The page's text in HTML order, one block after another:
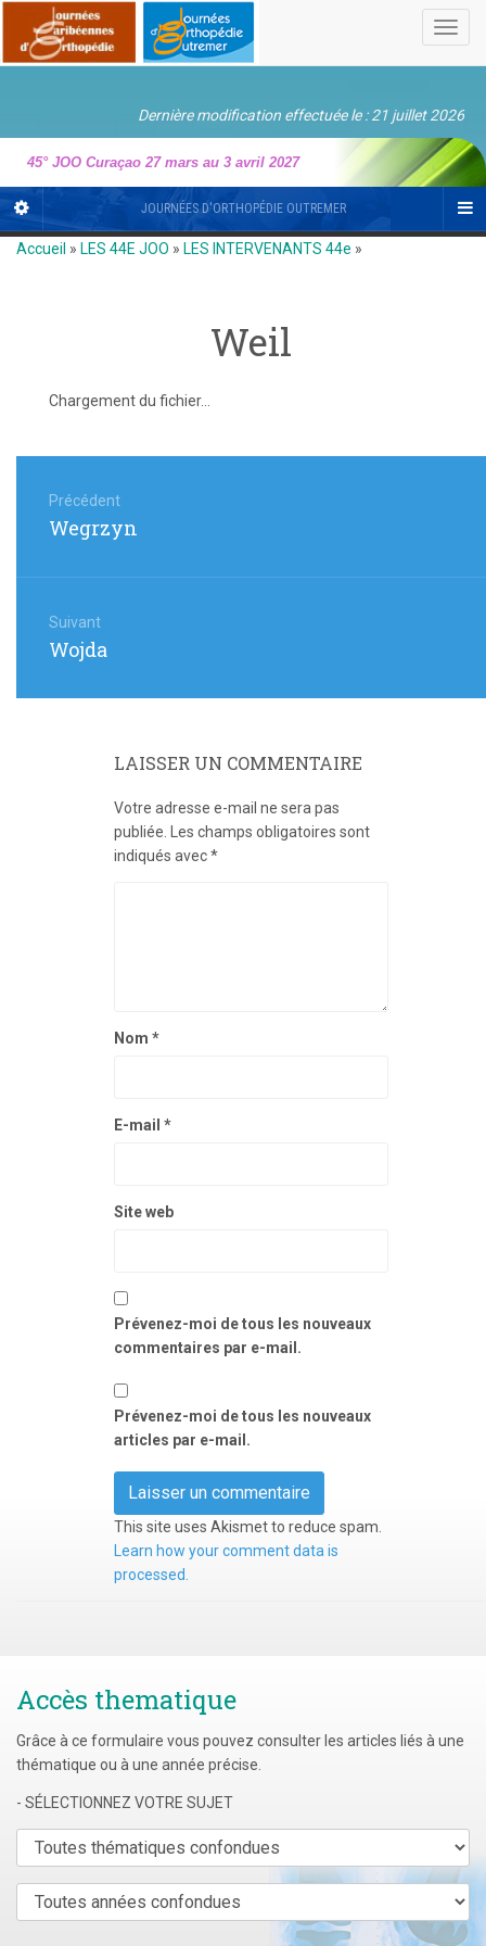
Dernière modification effectuée le : 21 juillet 2026
45° JOO Curaçao 27 mars au 3 avril 2027
JOURNÉES D'ORTHOPÉDIE OUTREMER
Accueil » LES 44E JOO » LES INTERVENANTS 44e »
Weil
Chargement du fichier...
de
l’article
Précédent
Article
Wegrzyn
Suivant
Article
Wojda
LAISSER UN COMMENTAIRE
Votre adresse e-mail ne sera pas
publiée.
Les champs obligatoires sont
indiqués avec*
Nom *
E-mail *
Site web
Prévenez-moi de tous les nouveaux
commentaires par e-mail.
Prévenez-moi de tous les nouveaux
articles par e-mail.
This site uses Akismet to reduce spam.
Learn how your comment data is
processed.
Accès thematique
Grâce à ce formulaire vous pouvez consulter les articles liés à une
thématique ou à une année précise.
- SÉLECTIONNEZ VOTRE SUJET